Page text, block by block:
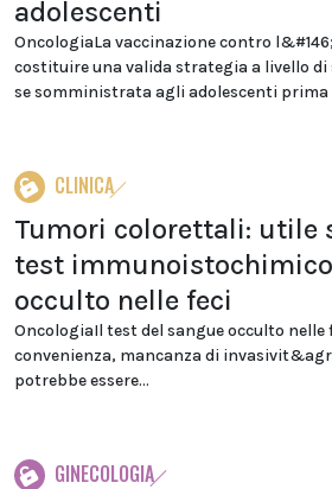
adolescenti
OncologiaLa vaccinazione contro
costituire una valida strategia a livello
se somministrata agli adolescenti prima
CLINICA
Tumori colorettali: utile
test
occulto nelle feci
OncologiaIl test del sangue occulto nelle
convenienza, mancanza di
potrebbe essere...
GINECOLOGIA